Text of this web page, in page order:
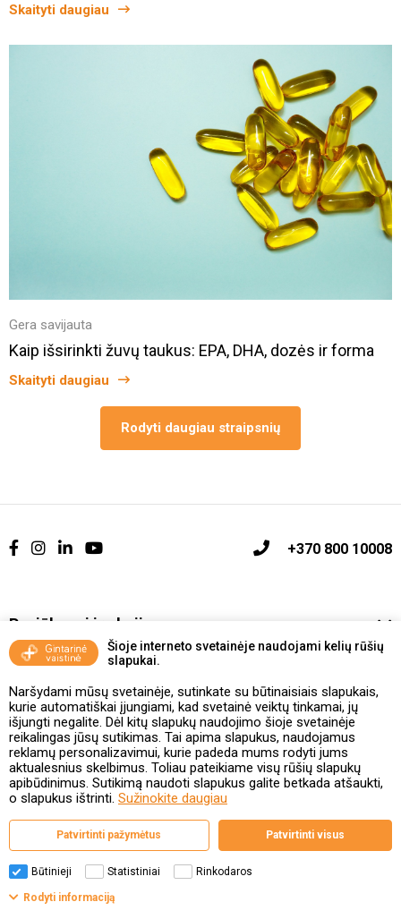
Šioje interneto svetainėje naudojami kelių rūšių
slapukai.
Naršydami mūsų svetainėje, sutinkate su būtinaisiais slapukais,
kurie automatiškai įjungiami, kad svetainė veiktų tinkamai, jų
išjungti negalite. Dėl kitų slapukų naudojimo šioje svetainėje
reikalingas jūsų sutikimas. Tai apima slapukus, naudojamus
reklamų personalizavimui, kurie padeda mums rodyti jums
aktualesnius skelbimus. Toliau pateikiame visų rūšių slapukų
apibūdinimus. Sutikimą naudoti slapukus galite betkada atšaukti,
o slapukus ištrinti. Sužinokite daugiau
Patvirtinti pažymėtus Patvirtinti visus
Būtinieji Statistiniai Rinkodaros
Rodyti informaciją
Skaityti daugiau
Gera savijauta
Kaip išsirinkti žuvų taukus: EPA, DHA, dozės ir forma
Skaityti daugiau
Rodyti daugiau straipsnių
+370 800 10008
Pasiūlymai ir akcijos
Vakcinavimo tvarka ir taisyklės
Kontaktai ir Karjera
Taisyklės ir politika
Valstybinė vaistų kontrolės tarnyba
prie Lietuvos Respublikos sveikatos apsaugos ministerijos
Studentų g. 45A, 08107 Vilnius | +370 5 263 9264
www.vvkt.lt | vvkt@vvkt.lt